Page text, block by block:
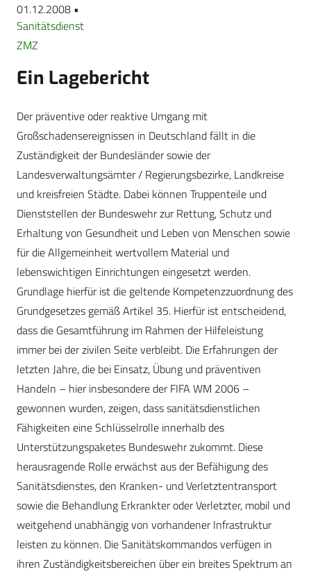
01.12.2008 •
Sanitätsdienst
ZMZ
Ein Lagebericht
Der präventive oder reaktive Umgang mit
Großschadensereignissen in Deutschland fällt in die
Zuständigkeit der Bundesländer sowie der
Landesverwaltungsämter / Regierungsbezirke, Landkreise
und kreisfreien Städte. Dabei können Truppenteile und
Dienststellen der Bundeswehr zur Rettung, Schutz und
Erhaltung von Gesundheit und Leben von Menschen sowie
für die Allgemeinheit wertvollem Material und
lebenswichtigen Einrichtungen eingesetzt werden.
Grundlage hierfür ist die geltende Kompetenzzuordnung des
Grundgesetzes gemäß Artikel 35. Hierfür ist entscheidend,
dass die Gesamtführung im Rahmen der Hilfeleistung
immer bei der zivilen Seite verbleibt. Die Erfahrungen der
letzten Jahre, die bei Einsatz, Übung und präventiven
Handeln – hier insbesondere der FIFA WM 2006 –
gewonnen wurden, zeigen, dass sanitätsdienstlichen
Fähigkeiten eine Schlüsselrolle innerhalb des
Unterstützungspaketes Bundeswehr zukommt. Diese
herausragende Rolle erwächst aus der Befähigung des
Sanitätsdienstes, den Kranken- und Verletztentransport
sowie die Behandlung Erkrankter oder Verletzter, mobil und
weitgehend unabhängig von vorhandener Infrastruktur
leisten zu können. Die Sanitätskommandos verfügen in
ihren Zuständigkeitsbereichen über ein breites Spektrum an